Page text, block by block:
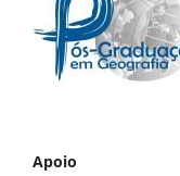
Apoio